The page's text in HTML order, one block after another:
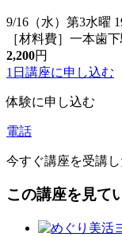
9/16（水）第3水曜
［材料費］一本歯
2,200円
1日講座に申し込む
体験に申し込む
電話
今すぐ講座を受講
この講座を見て